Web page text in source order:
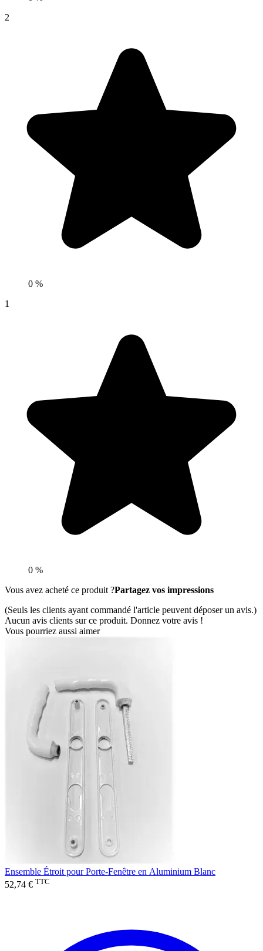
2
0 %
1
0 %
Vous avez acheté ce produit ?Partagez vos impressions
(Seuls les clients ayant commandé l'article peuvent déposer un avis.)
Aucun avis clients sur ce produit. Donnez votre avis !
Vous pourriez aussi aimer
Ensemble Étroit pour Porte-Fenêtre en Aluminium Blanc
52,74 € TTC